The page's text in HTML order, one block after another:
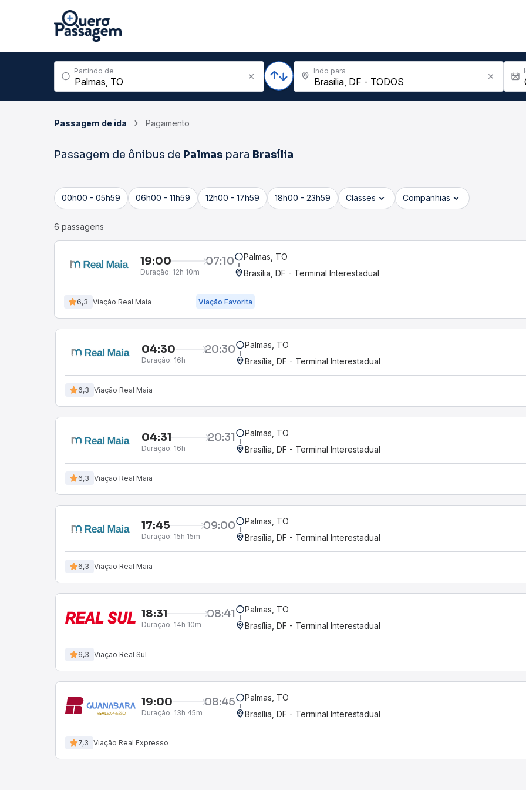
Partindo de Indo para
Passagem de ida Pagamento
Passagem de ônibus de Palmas para Brasília
00h00 - 05h59 06h00 - 11h59 12h00 - 17h59 18h00 - 23h59 Classes Companhias
6 passagens
19:00 07:10
Duração: 12h 10m
Palmas, TO
Brasília, DF - Terminal Interestadual
6,3 Viação Real Maia Viação Favorita
04:30 20:30
Duração: 16h
Palmas, TO
Brasília, DF - Terminal Interestadual
6,3 Viação Real Maia
04:31 20:31
Duração: 16h
Palmas, TO
Brasília, DF - Terminal Interestadual
6,3 Viação Real Maia
17:45 09:00
Duração: 15h 15m
Palmas, TO
Brasília, DF - Terminal Interestadual
6,3 Viação Real Maia
18:31 08:41
Duração: 14h 10m
Palmas, TO
Brasília, DF - Terminal Interestadual
6,3 Viação Real Sul
19:00 08:45
Duração: 13h 45m
Palmas, TO
Brasília, DF - Terminal Interestadual
7,3 Viação Real Expresso